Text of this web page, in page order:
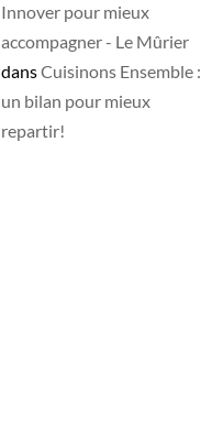
Innover pour mieux
accompagner - Le Mûrier
dansCuisinons Ensemble :
un bilan pour mieux
repartir!